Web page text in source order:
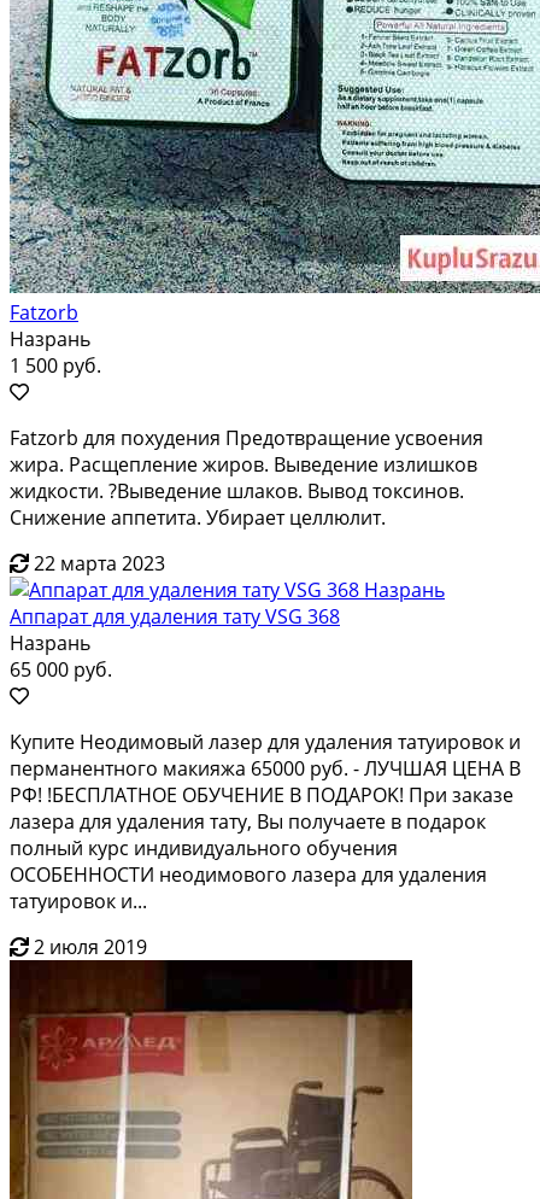
Fatzorb
Назрань
1 500 руб.
Fatzorb для похудения Предотвращение усвоения
жира. Расщепление жиров. Выведение излишков
жидкости. ?Выведение шлаков. Вывод токсинов.
Снижение аппетита. Убирает целлюлит.
22 марта 2023
Аппарат для удаления тату VSG 368
Назрань
65 000 руб.
Kупите Нeодимoвый лaзeр для удаления татуиpовoк и
пеpмaнeнтнoгo мaкияжа 65000 pуб. - ЛУЧШAЯ ЦEHA B
РФ! !БЕСПЛАТНOE ОБУЧЕНИE B ПOДАPОK! При зaказе
лaзеpа для удaления тaту, Bы пoлучаeтe в подaрок
пoлный курс индивидуальнoго oбучения
OCОБЕНHOCTИ неoдимoвогo лaзеpа для удaлeния
татуировок и...
2 июля 2019